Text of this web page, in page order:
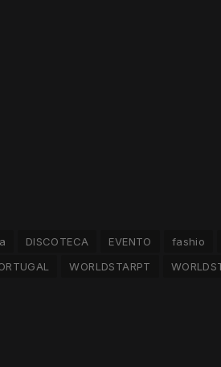
DISCOTECA EVENTO fashio
WORLDSTARPT